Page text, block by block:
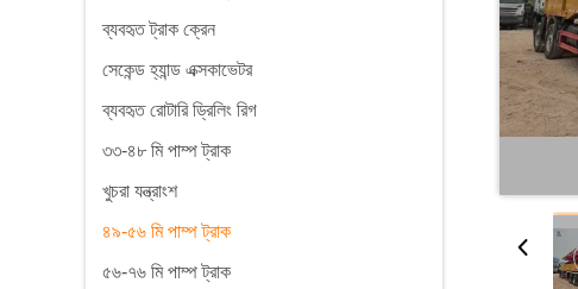
ব্যবহৃত ট্রাক ক্রেন
সেকেন্ড হ্যান্ড এক্সকাভেটর
ব্যবহৃত রোটারি ড্রিলিং রিগ
৩৩-৪৮ মি পাম্প ট্রাক
খুচরা যন্ত্রাংশ
৪৯-৫৬ মি পাম্প ট্রাক
৫৬-৭৬ মি পাম্প ট্রাক